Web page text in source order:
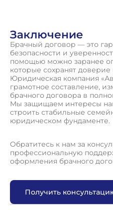
Заключение
Брачный договор — это
безопасности и
помощью можно заранее
которые сохранят
Юридическая компания
грамотное составление,
брачного договора в
Мы защищаем интересы
строить стабильные
юридическом фундаменте.
Обратитесь к нам за
профессиональную
оформления брачного
Получить консультаци